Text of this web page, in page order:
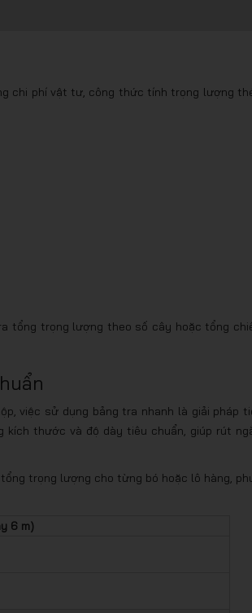
chi phí vật tư, công thức tính trọng lượng
tổng trọng lượng theo số cây hoặc tổng
việc sử dụng bảng tra nhanh là giải pháp
thước và độ dày tiêu chuẩn, giúp rút
trọng lượng cho từng bó hoặc lô hàng,
6 m)